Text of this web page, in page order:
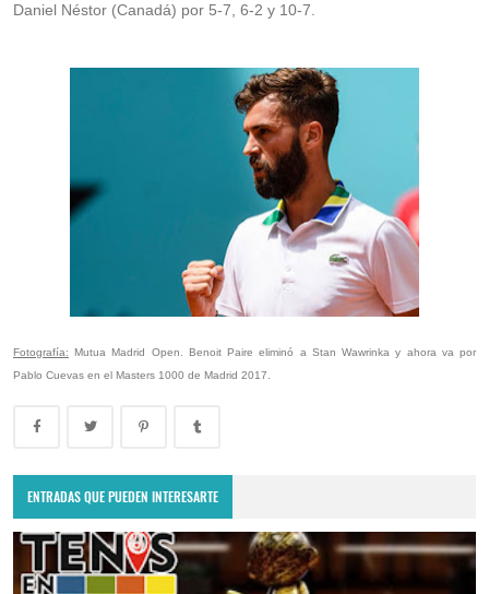
Daniel Néstor (Canadá) por 5-7, 6-2 y 10-7.
Fotografía: Mutua Madrid Open. Benoit Paire eliminó a Stan Wawrinka y ahora va por
Pablo Cuevas en el Masters 1000 de Madrid 2017.
ENTRADAS QUE PUEDEN INTERESARTE